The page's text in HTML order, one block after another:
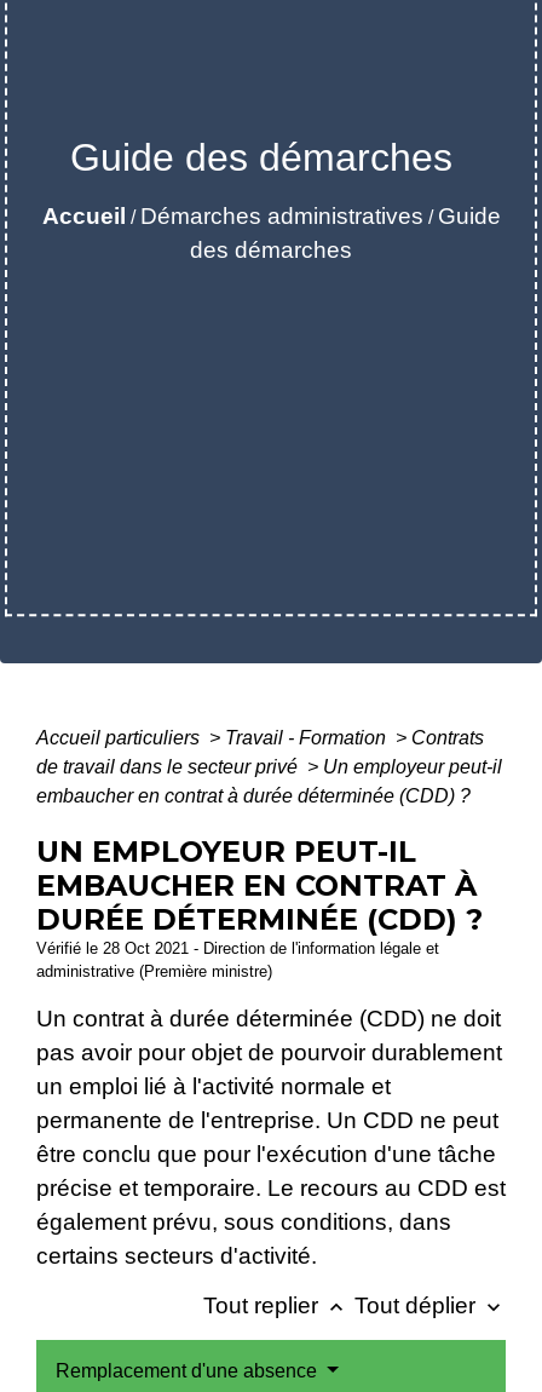
Guide des démarches
Accueil / Démarches administratives / Guide
des démarches
Accueil particuliers > Travail - Formation > Contrats
de travail dans le secteur privé > Un employeur peut-il
embaucher en contrat à durée déterminée (CDD) ?
UN EMPLOYEUR PEUT-IL
EMBAUCHER EN CONTRAT À
DURÉE DÉTERMINÉE (CDD) ?
Vérifié le 28 Oct 2021 - Direction de l'information légale et
administrative (Première ministre)
Un contrat à durée déterminée (CDD) ne doit
pas avoir pour objet de pourvoir durablement
un emploi lié à l'activité normale et
permanente de l'entreprise. Un CDD ne peut
être conclu que pour l'exécution d'une tâche
précise et temporaire. Le recours au CDD est
également prévu, sous conditions, dans
certains secteurs d'activité.
Tout replier keyboard_arrow_up Tout déplier keyboard_arrow_down
Remplacement d'une absence